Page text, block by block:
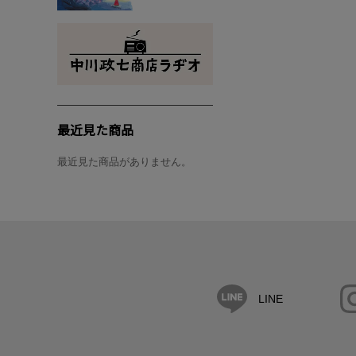
最近見た商品
最近見た商品がありません。
LINE